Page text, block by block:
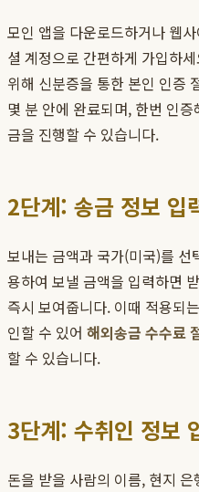
모인 앱을 다운로드하거나 웹
셜 계정으로 간편하게 가입하
위해 신분증을 통한 본인 인증
몇 분 안에 완료되며, 한번 인
금을 진행할 수 있습니다.
2단계: 송금 정보 입
보내는 금액과 국가(미국)를 선
용하여 보낼 금액을 입력하면
즉시 보여줍니다. 이때 적용되
인할 수 있어 해외송금 수수료
할 수 있습니다.
3단계: 수취인 정보
돈을 받을 사람의 이름, 현지